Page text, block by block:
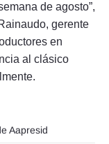
de agosto”,
gerente
en
al clásico
Aapresid